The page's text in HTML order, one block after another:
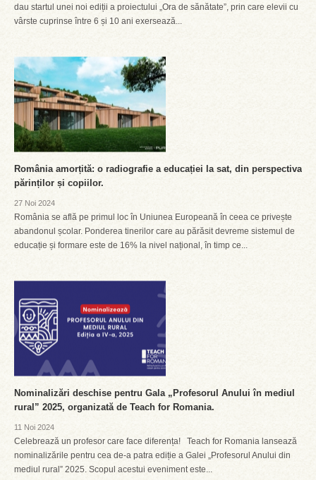
dau startul unei noi ediții a proiectului „Ora de sănătate”, prin care elevii cu
vârste cuprinse între 6 și 10 ani exersează...
România amorțită: o radiografie a educației la sat, din perspectiva
părinților și copiilor.
27 Noi 2024
România se află pe primul loc în Uniunea Europeană în ceea ce privește
abandonul școlar. Ponderea tinerilor care au părăsit devreme sistemul de
educație și formare este de 16% la nivel național, în timp ce...
Nominalizări deschise pentru Gala „Profesorul Anului în mediul
rural” 2025, organizată de Teach for Romania.
11 Noi 2024
Celebrează un profesor care face diferența! Teach for Romania lansează
nominalizările pentru cea de-a patra ediție a Galei „Profesorul Anului din
mediul rural” 2025. Scopul acestui eveniment este...